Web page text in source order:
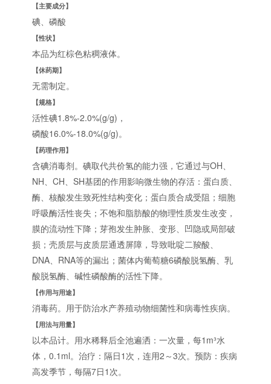
【主要成分】
碘、磷酸
【性状】
本品为红棕色粘稠液体。
【休药期】
无需制定。
【规格】
活性碘1.8%-2.0%(g/g)，
磷酸16.0%-18.0%(g/g)。
【药理作用】
含碘消毒剂。碘取代共价氢的能力强，它通过与OH、
NH、CH、SH基团的作用影响微生物的存活：蛋白质、
酶、核酸发生致死性结构变化；蛋白质合成受阻；细胞
呼吸酶活性丧失；不饱和脂肪酸的物理性质发生改变，
膜的流动性下降；芽孢发生肿胀、变形、凹隐或局部破
损；壳质层与皮质层通透屏障，导致吡啶二羧酸、
DNA、RNA等的漏出；菌体内葡萄糖6磷酸脱氢酶、乳
酸脱氢酶、碱性磷酸酶的活性下降。
【作用与用途】
消毒药。用于防治水产养殖动物细菌性和病毒性疾病。
【用法与用量】
以本品计。用水稀释后全池遍洒：一次量，每1m³水
体，0.1ml。治疗：隔日1次，连用2～3次。预防：疾病
高发季节，每隔7日1次。